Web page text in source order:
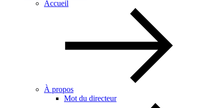
Accueil
À propos
Mot du directeur